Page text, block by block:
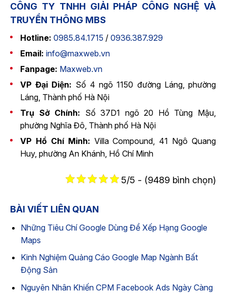
CÔNG TY TNHH GIẢI PHÁP CÔNG NGHỆ VÀ
TRUYỀN THÔNG MBS
Hotline: 0985.84.1715 / 0936.387.929
Email: info@maxweb.vn
Fanpage: Maxweb.vn
VP Đại Diện: Số 4 ngõ 1150 đường Láng, phường
Láng, Thành phố Hà Nội
Trụ Sở Chính: Số 37D1 ngõ 20 Hồ Tùng Mậu,
phường Nghĩa Đô, Thành phố Hà Nội
VP Hồ Chí Minh: Villa Compound, 41 Ngô Quang
Huy, phường An Khánh, Hồ Chí Minh
5/5 - (9489 bình chọn)
BÀI VIẾT LIÊN QUAN
Những Tiêu Chí Google Dùng Để Xếp Hạng Google
Maps
Kinh Nghiệm Quảng Cáo Google Map Ngành Bất
Động Sản
Nguyên Nhân Khiến CPM Facebook Ads Ngày Càng